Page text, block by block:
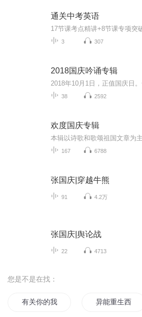
通关中考英语
3 307
2018国庆吟诵专辑
38 2592
欢度国庆专辑
167 6788
张国庆|穿越牛熊
91 4.2万
张国庆|舆论战
22 4713
您是不是在找：
有关你的我都记得 异能重生西门庆